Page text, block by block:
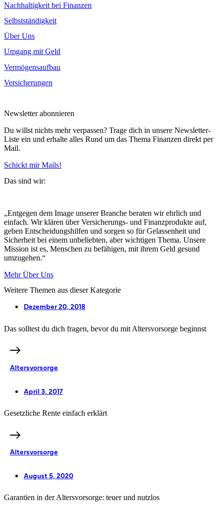
Nachhaltigkeit bei Finanzen
Selbstständigkeit
Über Uns
Umgang mit Geld
Vermögensaufbau
Versicherungen
Newsletter abonnieren
Du willst nichts mehr verpassen? Trage dich in unsere Newsletter-
Liste ein und erhalte alles Rund um das Thema Finanzen direkt per
Mail.
Schickt mir Mails!
Das sind wir:
„Entgegen dem Image unserer Branche beraten wir ehrlich und
einfach. Wir klären über Versicherungs- und Finanzprodukte auf,
geben Entscheidungshilfen und sorgen so für Gelassenheit und
Sicherheit bei einem unbeliebten, aber wichtigen Thema. Unsere
Mission ist es, Menschen zu befähigen, mit ihrem Geld gesund
umzugehen.“
Mehr Über Uns
Weitere Themen aus dieser Kategorie
Dezember 20, 2018
Das solltest du dich fragen, bevor du mit Altersvorsorge beginnst
Altersvorsorge
April 3, 2017
Gesetzliche Rente einfach erklärt
Altersvorsorge
August 5, 2020
Garantien in der Altersvorsorge: teuer und nutzlos